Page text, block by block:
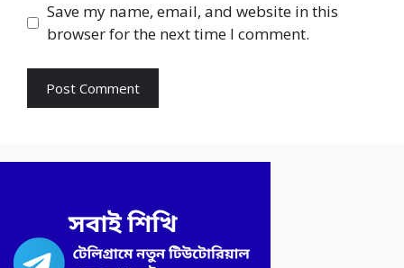
Save my name, email, and website in this
browser for the next time I comment.